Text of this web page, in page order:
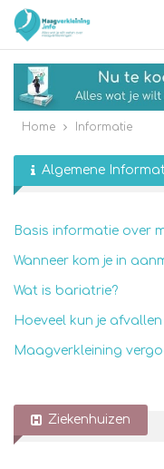
Home Informatie
Algemene
Basis informatie over
Wanneer kom je in
Wat is bariatrie?
Hoeveel kun je
Maagverkleining
Ziekenhuizen